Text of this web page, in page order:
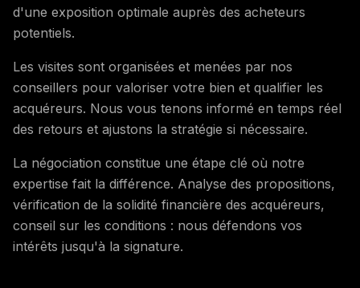
d'une exposition optimale auprès des acheteurs
potentiels.
Les visites sont organisées et menées par nos
conseillers pour valoriser votre bien et qualifier les
acquéreurs. Nous vous tenons informé en temps réel
des retours et ajustons la stratégie si nécessaire.
La négociation constitue une étape clé où notre
expertise fait la différence. Analyse des propositions,
vérification de la solidité financière des acquéreurs,
conseil sur les conditions : nous défendons vos
intérêts jusqu'à la signature.